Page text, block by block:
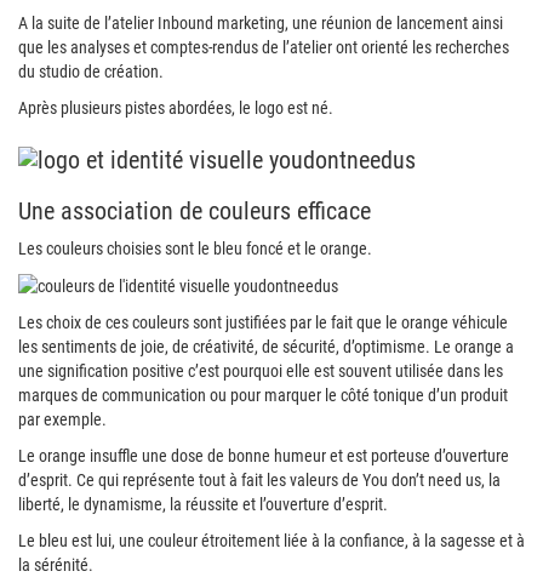
A la suite de l’atelier Inbound marketing, une réunion de lancement ainsi
que les analyses et comptes-rendus de l’atelier ont orienté les recherches
du studio de création.
Après plusieurs pistes abordées, le logo est né.
Une association de couleurs efficace
Les couleurs choisies sont le bleu foncé et le orange.
Les choix de ces couleurs sont justifiées par le fait que le orange véhicule
les sentiments de joie, de créativité, de sécurité, d’optimisme. Le orange a
une signification positive c’est pourquoi elle est souvent utilisée dans les
marques de communication ou pour marquer le côté tonique d’un produit
par exemple.
Le orange insuffle une dose de bonne humeur et est porteuse d’ouverture
d’esprit. Ce qui représente tout à fait les valeurs de You don’t need us, la
liberté, le dynamisme, la réussite et l’ouverture d’esprit.
Le bleu est lui, une couleur étroitement liée à la confiance, à la sagesse et à
la sérénité.